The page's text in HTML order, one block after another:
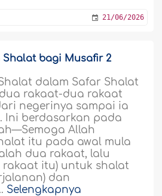
21/06/2026
Shalat bagi Musafir 2
dalam Safar Shalat
rakaat-dua rakaat
negerinya sampai ia
Ini berdasarkan pada
Allah
itu pada awal mula
dua rakaat, lalu
itu) untuk shalat
dan
Selengkapnya